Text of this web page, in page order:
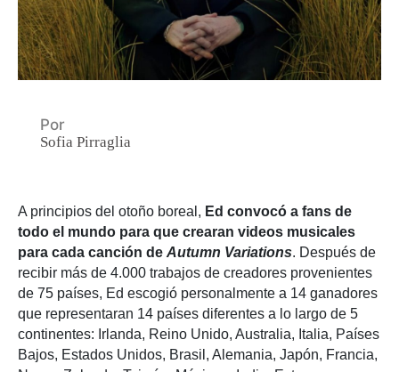
Por
Sofia Pirraglia
A principios del otoño boreal, Ed convocó a fans de
todo el mundo para que crearan videos musicales
para cada canción de Autumn Variations. Después de
recibir más de 4.000 trabajos de creadores provenientes
de 75 países, Ed escogió personalmente a 14 ganadores
que representaran 14 países diferentes a lo largo de 5
continentes: Irlanda, Reino Unido, Australia, Italia, Países
Bajos, Estados Unidos, Brasil, Alemania, Japón, Francia,